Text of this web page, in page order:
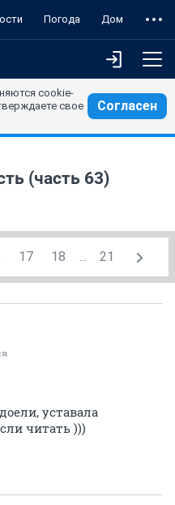
Погода Дом
cookie-
свое
Согласен
(часть 63)
17 18 ... 21
уставала
читать )))